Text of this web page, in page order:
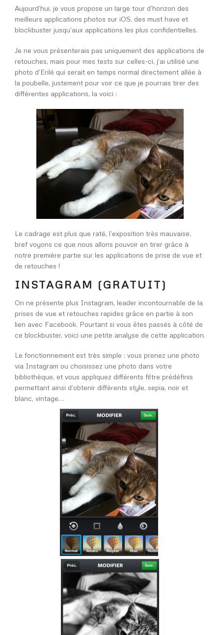
Aujourd’hui, je vous propose un large tour d’horizon des
meilleurs applications photos sur iOS, des must have et
blockbuster jusqu’aux applications les plus confidentielles.
Je ne vous présenterais pas uniquement des applications de
retouches, mais pour mes tests sur celles-ci, j’ai utilisé une
photo d’Erilé qui serait en temps normal directement allée à
la poubelle, justement pour voir ce que je pourrais tirer des
différentes applications, la voici :
Le cadrage est plus que raté, l’exposition très mauvaise,
bref voyons ce que nous allons pouvoir en tirer grâce à
notre première partie sur les applications de prise de vue et
de retouches !
INSTAGRAM (GRATUIT)
On ne présente plus Instagram, leader incontournable de la
prises de vue et retouches rapides grâce en partie à son
lien avec Facebook. Pourtant si vous êtes passés à côté de
ce blockbuster, voici une petite analyse de cette application.
Le fonctionnement est très simple : vous prenez une photo
via Instagram ou choisissez une photo dans votre
bibliothèque, et vous appliquez différents filtre prédéfinis
permettant ainsi d’obtenir différents style, sepia, noir et
blanc, vintage…